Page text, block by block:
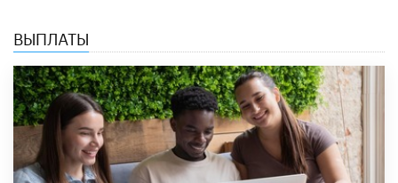
ВЫПЛАТЫ